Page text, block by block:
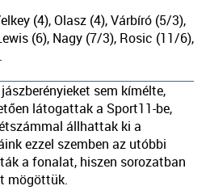
(4), Olasz (4), Várbíró (5/3),
(6), Nagy (7/3), Rosic (11/6),
sem kímélte,
látogattak a Sport11-be,
állhattak ki a
ezzel szemben az utóbbi
a fonalat, hiszen sorozatban
mögöttük.